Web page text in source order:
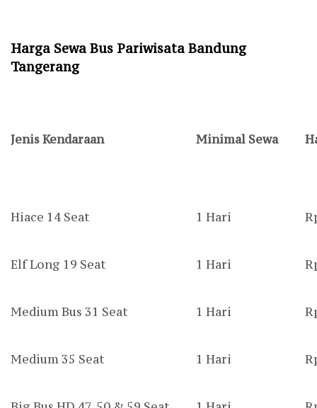
Harga Sewa Bus Pariwisata Bandung
Tangerang
Jenis Kendaraan Minimal Sewa
Hiace 14 Seat 1 Hari
Elf Long 19 Seat 1 Hari
Medium Bus 31 Seat 1 Hari
Medium 35 Seat 1 Hari